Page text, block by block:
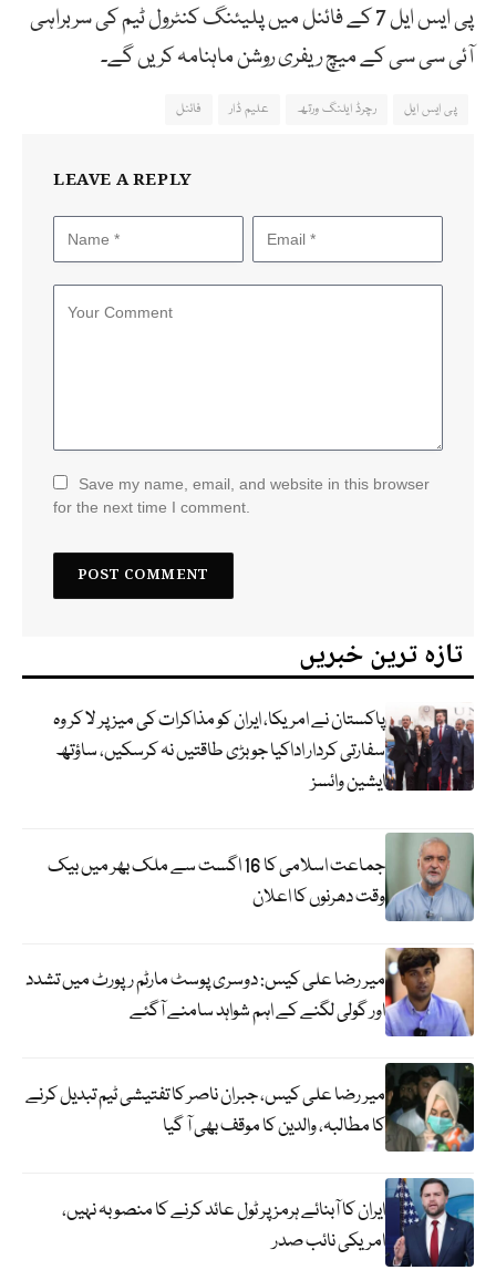
پی ایس ایل 7 کے فائنل میں پلیئنگ کنٹرول ٹیم کی سربراہی
آئی سی سی کے میچ ریفری روشن ماہنامہ کریں گے۔
پی ایس ایل رچرڈ ایلنگ ورتھ علیم ڈار فائنل
LEAVE A REPLY
Save my name, email, and website in this browser
for the next time I comment.
تازہ ترین خبریں
پاکستان نے امریکا، ایران کو مذاکرات کی میز پر لا کر وہ
سفارتی کردار اداکیا جو بڑی طاقتیں نہ کرسکیں، ساؤتھ
ایشین وائسز
جماعت اسلامی کا 16 اگست سے ملک بھر میں بیک
وقت دھرنوں کا اعلان
میر رضا علی کیس: دوسری پوسٹ مارٹم رپورٹ میں تشدد
اور گولی لگنے کے اہم شواہد سامنے آگئے
میر رضا علی کیس، جبران ناصر کا تفتیشی ٹیم تبدیل کرنے
کا مطالبہ، والدین کا موقف بھی آ گیا
ایران کا آبنائے ہرمز پر ٹول عائد کرنے کا منصوبہ نہیں،
امریکی نائب صدر